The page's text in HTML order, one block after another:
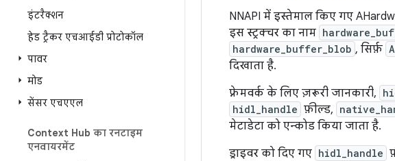
इंटरैक्शन
हेड ट्रैकर एचआईडी प्रोटोकॉल
पावर
मोड
सेंसर एचएएल
Context Hub का रनटाइम
एनवायरमेंट
NNAPI में इस्तेमाल किए गए
इस स्ट्रक्चर का नाम
hardware_buffer_blob , सिर्फ़
दिखाता है.
फ़्रेमवर्क के लिए ज़रूरी जानकारी,
hidl_handle फ़ील्ड,
मेटाडेटा को एन्कोड किया जाता है.
ड्राइवर को दिए गए hidl_handle